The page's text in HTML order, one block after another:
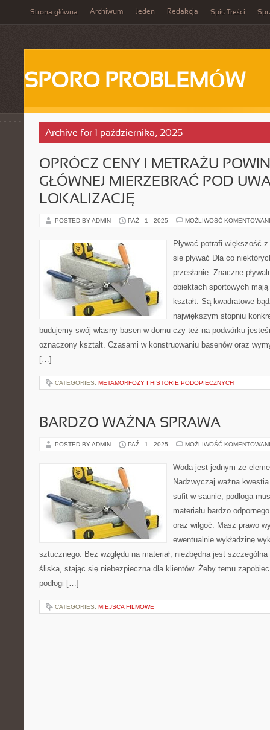
Strona główna Archiwum Jeden Redakcja Spis Treści
SPORO PROBLEMÓW
Archive for 1 października, 2025
OPRÓCZ CENY I METRAŻU
GŁÓWNEJ MIERZEBRAĆ POD
LOKALIZACJĘ
POSTED BY ADMIN PAŹ - 1 - 2025 MOŻLIWOŚĆ
Pływać potrafi większość
się pływać Dla co
przesłanie. Znaczne
obiektach sportowych
kształt. Są kwadratowe
największym stopniu
budujemy swój własny basen w domu czy też na podwórku
oznaczony kształt. Czasami w konstruowaniu basenów oraz
[…]
CATEGORIES: METAMORFOZY I HISTORIE PODOPIECZNYCH
BARDZO WAŻNA SPRAWA
POSTED BY ADMIN PAŹ - 1 - 2025 MOŻLIWOŚĆ
Woda jest jednym ze
Nadzwyczaj ważna
sufit w saunie, podłoga
materiału bardzo
oraz wilgoć. Masz prawo
ewentualnie wykładzinę
sztucznego. Bez względu na materiał, niezbędna jest szczególna
śliska, stając się niebezpieczna dla klientów. Żeby temu
podłogi […]
CATEGORIES: MIEJSCA FILMOWE